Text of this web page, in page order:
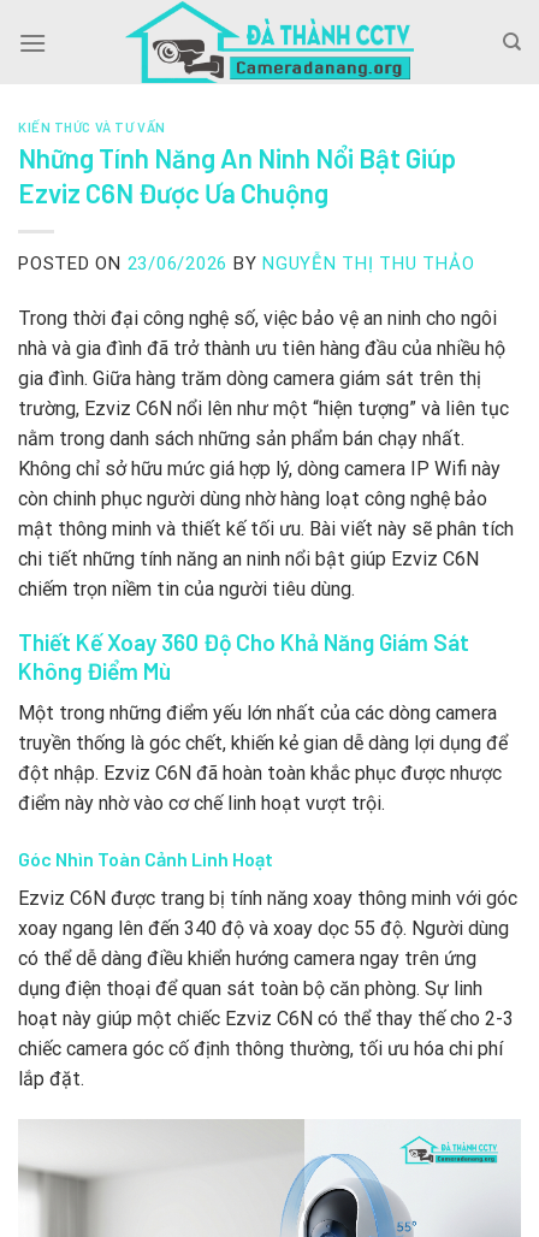
KIẾN THỨC VÀ TƯ VẤN
Những Tính Năng An Ninh Nổi Bật Giúp
Ezviz C6N Được Ưa Chuộng
POSTED ON 23/06/2026 BY NGUYỄN THỊ THU THẢO
Trong thời đại công nghệ số, việc bảo vệ an ninh cho ngôi
nhà và gia đình đã trở thành ưu tiên hàng đầu của nhiều hộ
gia đình. Giữa hàng trăm dòng camera giám sát trên thị
trường, Ezviz C6N nổi lên như một “hiện tượng” và liên tục
nằm trong danh sách những sản phẩm bán chạy nhất.
Không chỉ sở hữu mức giá hợp lý, dòng camera IP Wifi này
còn chinh phục người dùng nhờ hàng loạt công nghệ bảo
mật thông minh và thiết kế tối ưu. Bài viết này sẽ phân tích
chi tiết những tính năng an ninh nổi bật giúp Ezviz C6N
chiếm trọn niềm tin của người tiêu dùng.
Thiết Kế Xoay 360 Độ Cho Khả Năng Giám Sát
Không Điểm Mù
Một trong những điểm yếu lớn nhất của các dòng camera
truyền thống là góc chết, khiến kẻ gian dễ dàng lợi dụng để
đột nhập. Ezviz C6N đã hoàn toàn khắc phục được nhược
điểm này nhờ vào cơ chế linh hoạt vượt trội.
Góc Nhìn Toàn Cảnh Linh Hoạt
Ezviz C6N được trang bị tính năng xoay thông minh với góc
xoay ngang lên đến 340 độ và xoay dọc 55 độ. Người dùng
có thể dễ dàng điều khiển hướng camera ngay trên ứng
dụng điện thoại để quan sát toàn bộ căn phòng. Sự linh
hoạt này giúp một chiếc Ezviz C6N có thể thay thế cho 2-3
chiếc camera góc cố định thông thường, tối ưu hóa chi phí
lắp đặt.